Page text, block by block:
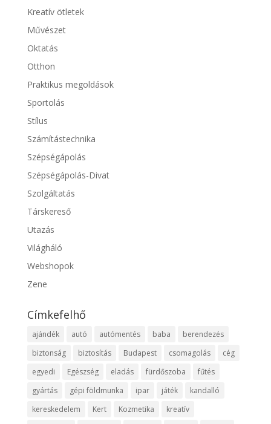
Kreatív ötletek
Művészet
Oktatás
Otthon
Praktikus megoldások
Sportolás
Stílus
Számítástechnika
Szépségápolás
Szépségápolás-Divat
Szolgáltatás
Társkereső
Utazás
Világháló
Webshopok
Zene
Címkefelhő
ajándék autó autómentés baba
berendezés
biztonság
biztosítás Budapest csomagolás
cég
egyedi
Egészség eladás fürdőszoba
fűtés
gyártás
gépi földmunka ipar játék
kandalló
kereskedelem
Kert Kozmetika
kreatív